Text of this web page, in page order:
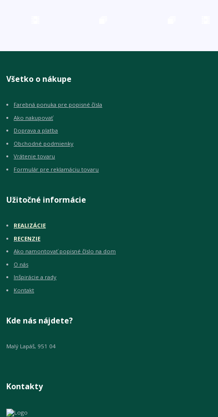
Všetko o nákupe
Farebná ponuka pre popisné čísla
Ako nakupovať
Doprava a platba
Obchodné podmienky
Vrátenie tovaru
Formulár pre reklamáciu tovaru
Užitočné informácie
REALIZÁCIE
RECENZIE
Ako namontovať popisné číslo na dom
O nás
Inšpirácie a rady
Kontakt
Kde nás nájdete?
Malý Lapáš, 951 04
Kontakty